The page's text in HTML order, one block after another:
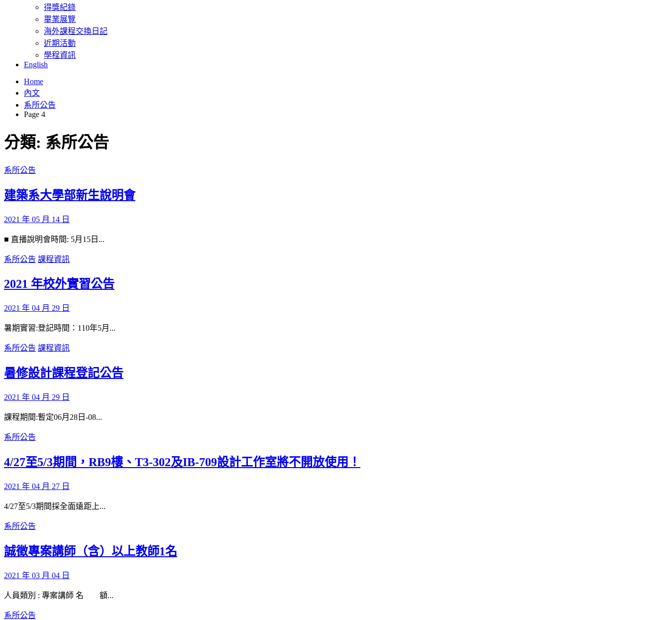
得獎紀錄
畢業展覽
海外課程交換日記
近期活動
學程資訊
English
Home
內文
系所公告
Page 4
分類: 系所公告
系所公告
建築系大學部新生說明會
2021 年 05 月 14 日
■ 直播說明會時間: 5月15日...
系所公告 課程資訊
2021 年校外實習公告
2021 年 04 月 29 日
暑期實習:登記時間：110年5月...
系所公告 課程資訊
暑修設計課程登記公告
2021 年 04 月 29 日
課程期間:暫定06月28日-08...
系所公告
4/27至5/3期間，RB9樓、T3-302及IB-709設計工作室將不開放使用！
2021 年 04 月 27 日
4/27至5/3期間採全面遠距上...
系所公告
誠徵專案講師（含）以上教師1名
2021 年 03 月 04 日
人員類別 : 專案講師 名 額...
系所公告